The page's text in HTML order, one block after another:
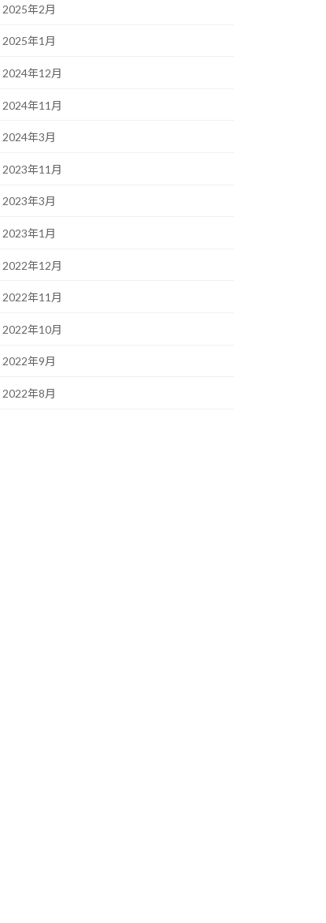
2025年2月
2025年1月
2024年12月
2024年11月
2024年3月
2023年11月
2023年3月
2023年1月
2022年12月
2022年11月
2022年10月
2022年9月
2022年8月